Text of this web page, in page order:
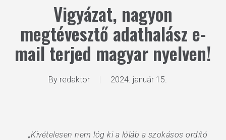
Vigyázat, nagyon
megtévesztő adathalász e-
mail terjed magyar nyelven!
By redaktor 2024. január 15.
„Kivételesen nem lóg ki a lóláb a szokásos ordító